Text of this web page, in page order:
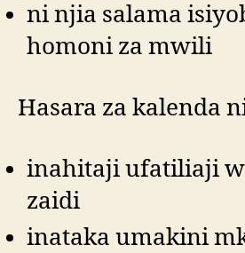
ni njia salama
homoni za mwili
Hasara za kalenda
inahitaji ufatiliaji
zaidi
inataka umakini